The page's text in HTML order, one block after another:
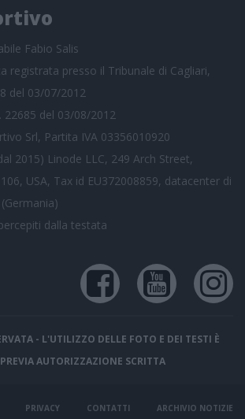
Fabio Salis
registrata presso il Tribunale di Cagliari,
del 03/07/2012
22685 del 03/08/2012
Srl, Partita IVA 03356010920
2015) Linode LLC, 249 Arch Street,
USA, Tax id EU372008859, datacenter di
dalla testata
- L'UTILIZZO DELLE FOTO E DEI TESTI È
AUTORIZZAZIONE SCRITTA
PRIVACY CONTATTI ARCHIVIO NOTIZIE